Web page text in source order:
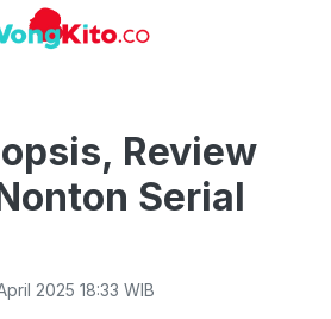
Review
Serial
2025 18:33 WIB